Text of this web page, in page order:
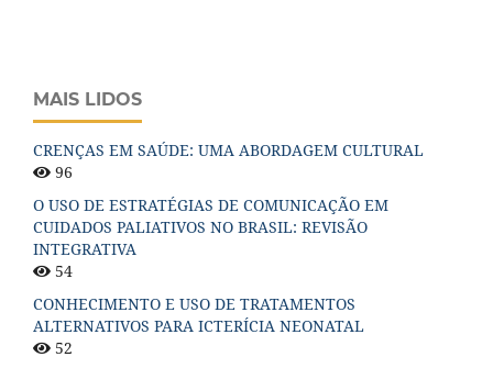
MAIS LIDOS
CRENÇAS EM SAÚDE: UMA ABORDAGEM CULTURAL
96
O USO DE ESTRATÉGIAS DE COMUNICAÇÃO EM
CUIDADOS PALIATIVOS NO BRASIL: REVISÃO
INTEGRATIVA
54
CONHECIMENTO E USO DE TRATAMENTOS
ALTERNATIVOS PARA ICTERÍCIA NEONATAL
52